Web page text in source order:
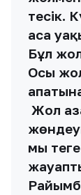
тесік.
аса
Бұл
Осы
Жол
мың